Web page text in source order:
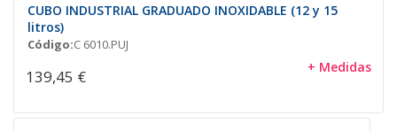
CUBO INDUSTRIAL GRADUADO INOXIDABLE (12 y 15
litros)
Código:C 6010.PUJ
139,45 € + Medidas